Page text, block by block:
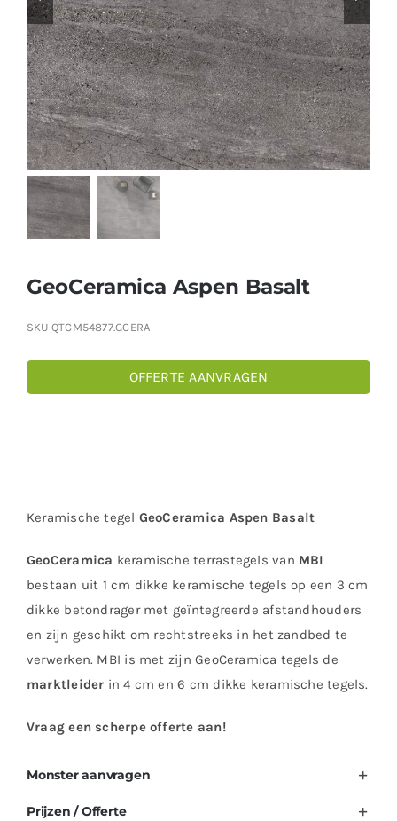
Contact
Offerte aanvragen
GeoCeramica Aspen Basalt
SKU QTCM54877.GCERA
OFFERTE AANVRAGEN
Keramische tegel GeoCeramica Aspen Basalt
GeoCeramica keramische terrastegels van MBI
bestaan uit 1 cm dikke keramische tegels op een 3 cm
dikke betondrager met geïntegreerde afstandhouders
en zijn geschikt om rechtstreeks in het zandbed te
verwerken. MBI is met zijn GeoCeramica tegels de
marktleider in 4 cm en 6 cm dikke keramische tegels.
Vraag een scherpe offerte aan!
Monster aanvragen
Prijzen / Offerte